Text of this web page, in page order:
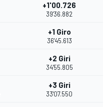
+1'00.726
39'36.882
+1 Giro
36'45.613
+2 Giri
34'55.805
+3 Giri
33'07.550